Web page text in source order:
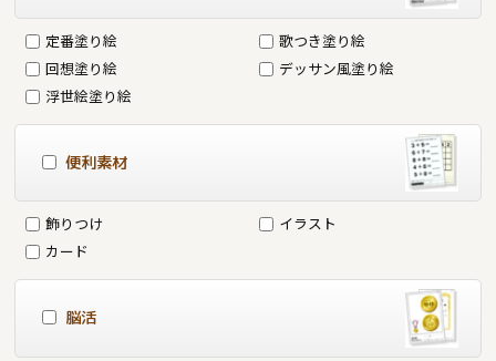
定番塗り絵
歌つき塗り絵
回想塗り絵
デッサン風塗り絵
浮世絵塗り絵
便利素材
飾りつけ
イラスト
カード
脳活